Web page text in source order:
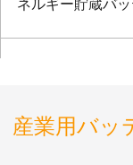
ネルギー貯蔵バ
産業用バッ